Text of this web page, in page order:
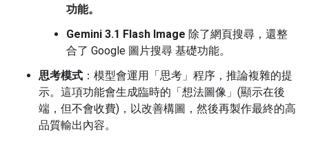
功能。
Gemini 3.1 Flash Image 除了網頁搜尋，還整
合了 Google 圖片搜尋 基礎功能。
思考模式 ：模型會運用「思考」程序，推論複雜的提
示。這項功能會生成臨時的「想法圖像」(顯示在後
端，但不會收費)，以改善構圖，然後再製作最終的高
品質輸出內容。